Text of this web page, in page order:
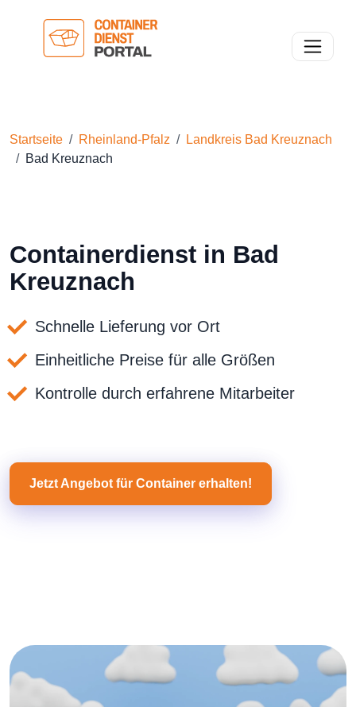
Toggle
Startseite Rheinland-Pfalz
Landkreis Bad Kreuznach
Bad Kreuznach
Containerdienst in Bad
Kreuznach
Schnelle Lieferung vor Ort
Einheitliche Preise für alle Größen
Kontrolle durch erfahrene Mitarbeiter
Jetzt Angebot für Container erhalten!